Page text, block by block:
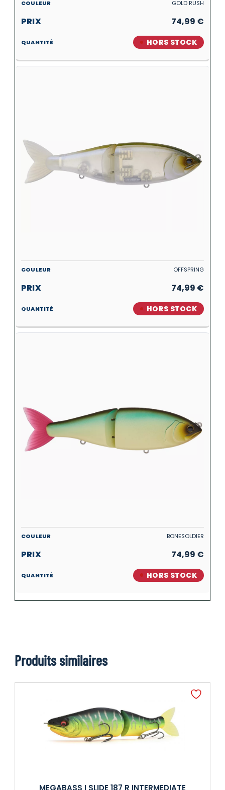
GOLD RUSH
74,99 €
HORS STOCK
OFFSPRING
74,99 €
HORS STOCK
BONESOLDIER
74,99 €
HORS STOCK
Produits similaires
MEGABASS I SLIDE 187 R INTERMEDIATE